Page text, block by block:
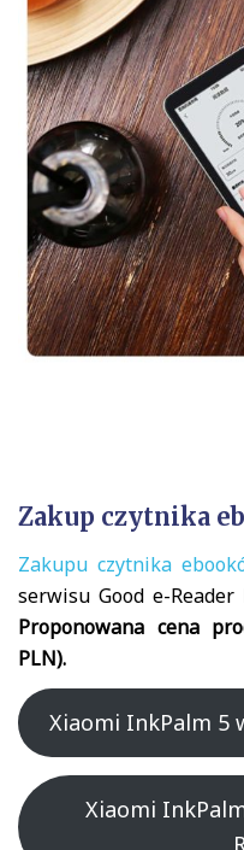
Zakup czytnika
Zakupu czytnika
serwisu Good e-
Proponowana cena
PLN).
Xiaomi InkPalm 5
Xiaomi